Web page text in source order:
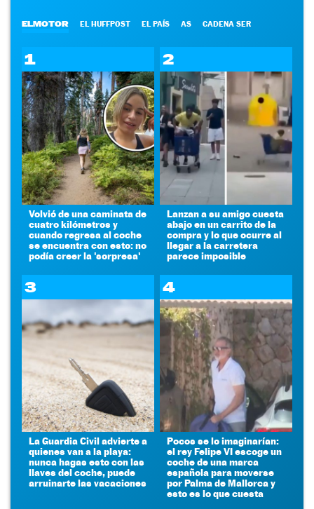
ELMOTOR EL HUFFPOST EL PAÍS AS CADENA SER
1
Volvió de una caminata de
cuatro kilómetros y
cuando regresa al coche
se encuentra con esto: no
podía creer la 'sorpresa'
2
Lanzan a su amigo cuesta
abajo en un carrito de la
compra y lo que ocurre al
llegar a la carretera
parece imposible
3
La Guardia Civil advierte a
quienes van a la playa:
nunca hagas esto con las
llaves del coche, puede
arruinarte las vacaciones
4
Pocos se lo imaginarían:
el rey Felipe VI escoge un
coche de una marca
española para moverse
por Palma de Mallorca y
esto es lo que cuesta